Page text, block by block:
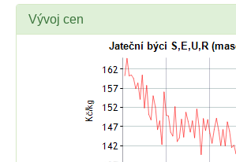
Vývoj cen